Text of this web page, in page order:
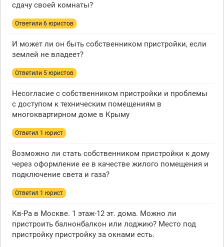
сдачу своей комнаты?
Ответили 6 юристов
И может ли он быть собственником пристройки, если
землей не владеет?
Ответили 5 юристов
Несогласие с собственником пристройки и проблемы
с доступом к техническим помещениям в
многоквартирном доме в Крыму
Ответил 1 юрист
Возможно ли стать собственником пристройки к дому
через оформление ее в качестве жилого помещения и
подключение света и газа?
Ответил 1 юрист
Кв-Ра в Москве. 1 этаж-12 эт. дома. Можно ли
пристроить балнонбалкон или лоджию? Место под
пристройку пристройку за окнами есть.